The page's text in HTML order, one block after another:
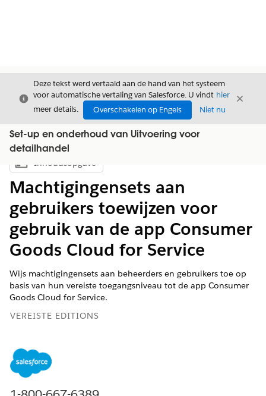
Sluiten
Deze tekst werd vertaald aan de hand van het systeem
voor automatische vertaling van Salesforce. U vindt hier
meer details.
Overschakelen op Engels Niet nu
Sluiten
Set-up en onderhoud van Uitvoering voor
detailhandel
Inhoudsopgave weergeven
Inhoudsopgave
Machtigingensets aan
gebruikers toewijzen voor
gebruik van de app Consumer
Goods Cloud for Service
Wijs machtigingensets aan beheerders en gebruikers toe op
basis van hun vereiste toegangsniveau tot de app Consumer
Goods Cloud for Service.
VEREISTE EDITIONS
Retail Sales User en wijs een naam "CGCloud Service User"
toe.
Beschikbaar in: Lightning Experience in